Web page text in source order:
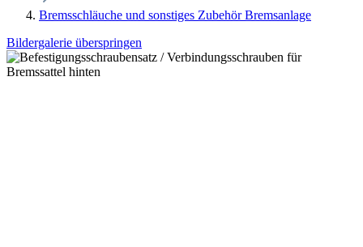
Bremsschläuche und sonstiges Zubehör Bremsanlage
Bildergalerie überspringen